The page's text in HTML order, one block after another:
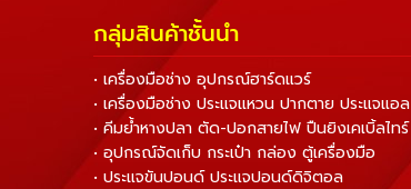
กลุ่มสินค้าชั้นนำ
• เครื่องมือช่าง อุปกรณ์ฮาร์ดแวร์
• เครื่องมือช่าง ประแจแหวน ปากตาย ประแจแอล
• คีมย้ำหางปลา ตัด-ปอกสายไฟ ปืนยิงเคเบิ้ลไทร์
• อุปกรณ์จัดเก็บ กระเป๋า กล่อง ตู้เครื่องมือ
• ประแจขันปอนด์ ประแจปอนด์ดิจิตอล